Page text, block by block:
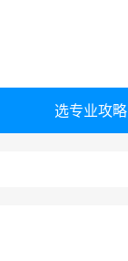
选专业攻略